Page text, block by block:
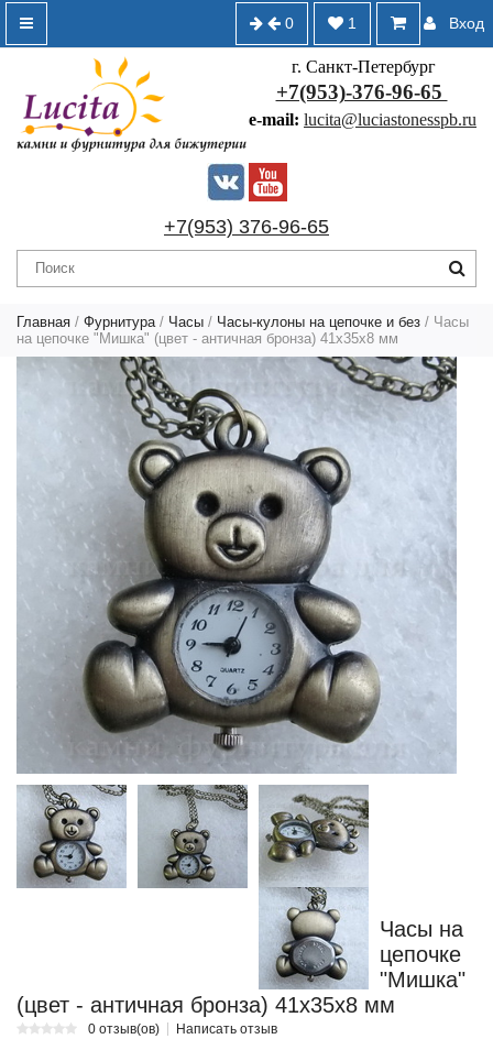
Вход
1
0
г. Санкт-Петербург
+7(953)-376-96-65
e-mail: lucita@luciastonesspb.ru
+7(953) 376-96-65
Главная / Фурнитура / Часы / Часы-кулоны на цепочке и без / Часы
на цепочке "Мишка" (цвет - античная бронза) 41х35х8 мм
Часы на
цепочке
"Мишка"
(цвет - античная бронза) 41х35х8 мм
0 отзыв(ов) Написать отзыв